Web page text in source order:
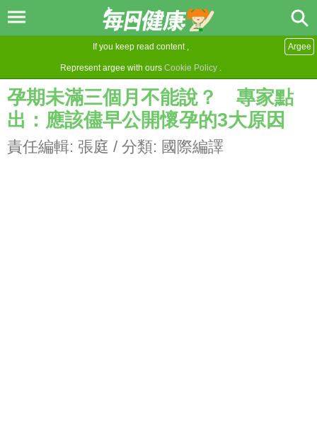
If you keep read content ,
Represent argee with ours Cookie Policy .
Argee
孕期未滿三個月不能說？ 專家點
出：應該儘早公開懷孕的3大原因
責任編輯: 張庭 / 分類: 國際編譯